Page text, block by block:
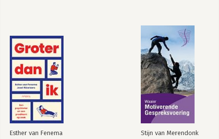
De leegte voorbij
Het verlaten
individu
Bekijk alle boeken
Esther van Fenema Stijn van Merendonk